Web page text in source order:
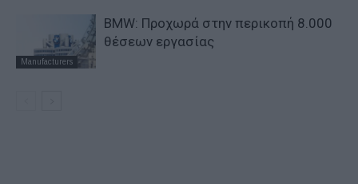
Manufacturers
BMW: Προχωρά στην περικοπή 8.000
θέσεων εργασίας